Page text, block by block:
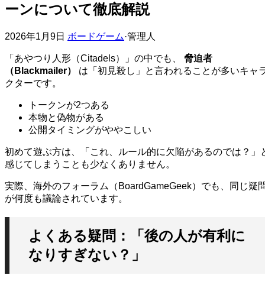
ーンについて徹底解説
2026年1月9日 ボードゲーム·管理人
「あやつり人形（Citadels）」の中でも、 脅迫者
（Blackmailer）
は「初見殺し」と言われることが多いキャ
クターです。
トークンが2つある
本物と偽物がある
公開タイミングがややこしい
初めて遊ぶ方は、「これ、ルール的に欠陥があるのでは？」
感じてしまうことも少なくありません。
実際、海外のフォーラム（BoardGameGeek）でも、同じ疑
が何度も議論されています。
よくある疑問：「後の人が有利に
なりすぎない？」